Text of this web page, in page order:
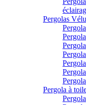
Pergolas
Pergola à